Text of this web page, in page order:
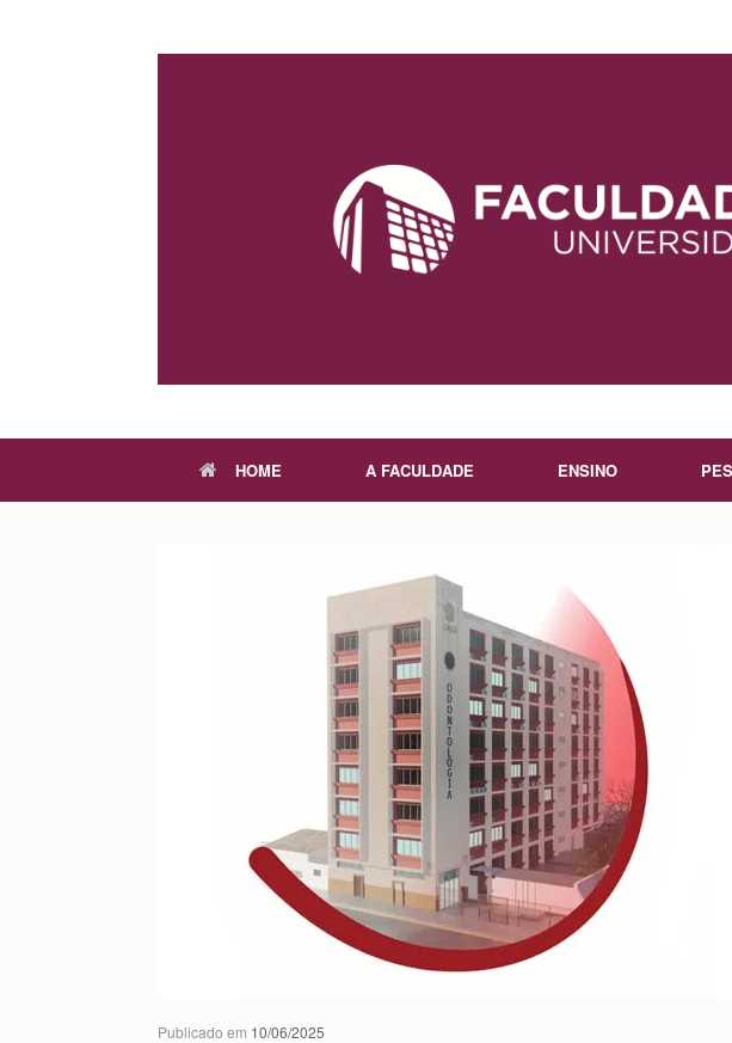
HOME A FACULDADE ENSINO
Publicado em 10/06/2025